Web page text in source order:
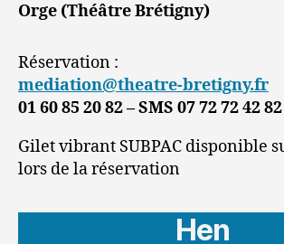
Orge (Théâtre Brétigny)
Réservation :
mediation@theatre-bretigny.fr
01 60 85 20 82 – SMS 07 72 72 42 82
Gilet vibrant SUBPAC disponible
lors de la réservation
Hen